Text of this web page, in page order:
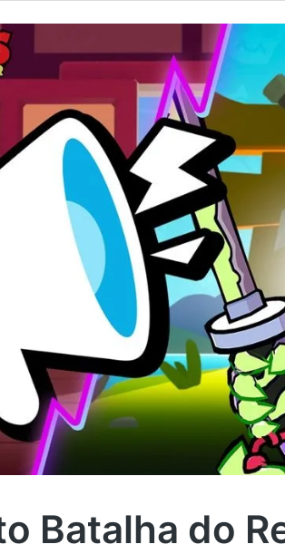
Batalha do